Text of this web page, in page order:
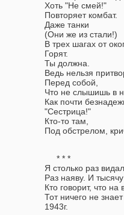
Хоть "Не смей!"
Повторяет комбат.
Даже танки
(Они же из стали!)
В трех шагах от
Горят.
Ты должна.
Ведь нельзя
Перед собой,
Что не слышишь в
Как почти
"Сестрица!"
Кто-то там,
Под обстрелом,
* * *
Я столько раз
Раз наяву. И
Кто говорит, что
Тот ничего не
1943г.